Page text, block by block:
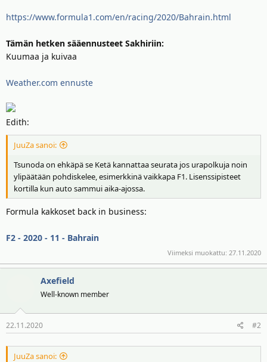
https://www.formula1.com/en/racing/2020/Bahrain.html
Tämän hetken sääennusteet Sakhiriin:
Kuumaa ja kuivaa
Weather.com ennuste
Edith:
JuuZa sanoi:
Tsunoda on ehkäpä se Ketä kannattaa seurata jos urapolkuja noin
ylipäätään pohdiskelee, esimerkkinä vaikkapa F1. Lisenssipisteet
kortilla kun auto sammui aika-ajossa.
Formula kakkoset back in business:
F2 - 2020 - 11 - Bahrain
Viimeksi muokattu: 27.11.2020
Axefield
Well-known member
22.11.2020 #2
JuuZa sanoi: